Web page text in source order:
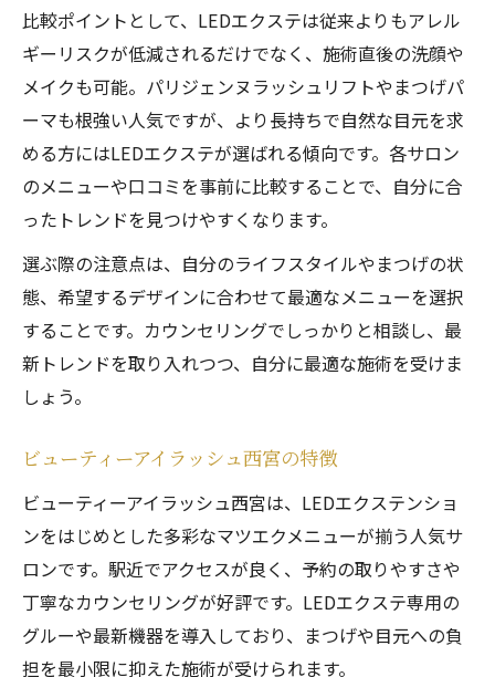
比較ポイントとして、LEDエクステは従来よりもアレル
ギーリスクが低減されるだけでなく、施術直後の洗顔や
メイクも可能。パリジェンヌラッシュリフトやまつげパ
ーマも根強い人気ですが、より長持ちで自然な目元を求
める方にはLEDエクステが選ばれる傾向です。各サロン
のメニューや口コミを事前に比較することで、自分に合
ったトレンドを見つけやすくなります。
選ぶ際の注意点は、自分のライフスタイルやまつげの状
態、希望するデザインに合わせて最適なメニューを選択
することです。カウンセリングでしっかりと相談し、最
新トレンドを取り入れつつ、自分に最適な施術を受けま
しょう。
ビューティーアイラッシュ西宮の特徴
ビューティーアイラッシュ西宮は、LEDエクステンショ
ンをはじめとした多彩なマツエクメニューが揃う人気サ
ロンです。駅近でアクセスが良く、予約の取りやすさや
丁寧なカウンセリングが好評です。LEDエクステ専用の
グルーや最新機器を導入しており、まつげや目元への負
担を最小限に抑えた施術が受けられます。